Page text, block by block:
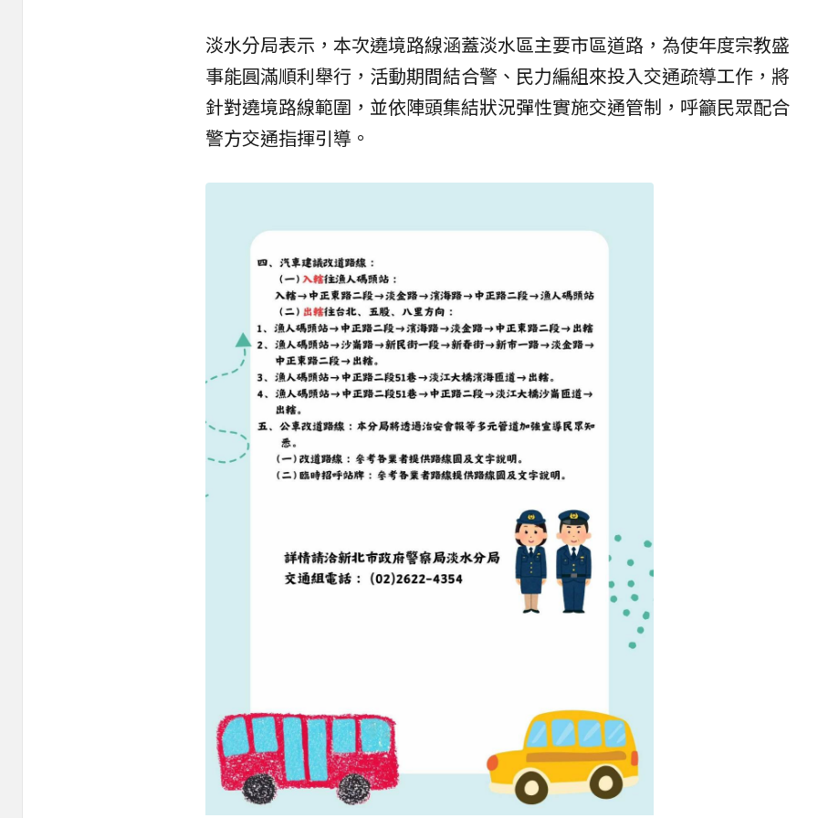
淡水分局表示，本次遶境路線涵蓋淡水區主要市區道路，為使年度宗教盛
事能圓滿順利舉行，活動期間結合警、民力編組來投入交通疏導工作，將
針對遶境路線範圍，並依陣頭集結狀況彈性實施交通管制，呼籲民眾配合
警方交通指揮引導。